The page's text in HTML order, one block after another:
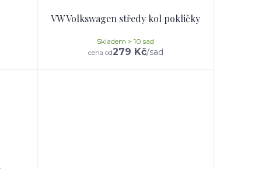
VW Volkswagen středy kol pokličky
cena od279 Kč/sad
Skladem > 10 sad